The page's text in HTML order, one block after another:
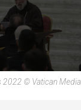
2022 © Vatican Media